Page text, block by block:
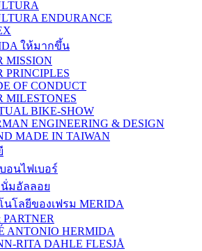
ENDURANCE
ให้มากขึ้น
MISSION
PRINCIPLES
OF CONDUCT
MILESTONES
BIKE-SHOW
ENGINEERING & DESIGN
MADE IN TAIWAN
อนไฟเบอร์
มอัลลอย
นโลยีของเฟรม MERIDA
ANTONIO HERMIDA
RITA DAHLE FLESJÅ